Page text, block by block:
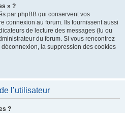
» ?
par phpBB qui conservent vos
connexion au forum. Ils fournissent aussi
de lecture des messages (lu ou
du forum. Si vous rencontrez
la suppression des cookies
l’utilisateur
?